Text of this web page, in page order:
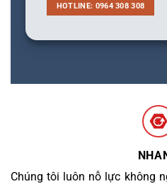
HOTLINE: 0964 308 308
Chúng tôi luôn nỗ lực không